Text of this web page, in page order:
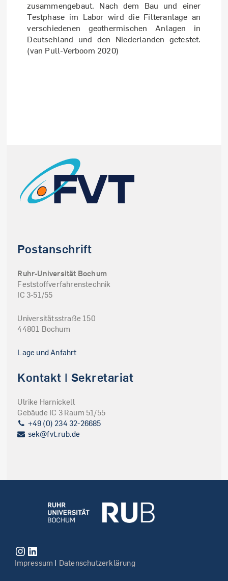
Postanschrift
Ruhr-Universität Bochum
Feststoffverfahrenstechnik
IC 3-51/55
Universitätsstraße 150
44801 Bochum
Lage und Anfahrt
Kontakt | Sekretariat
Ulrike Harnickell
Gebäude IC 3 Raum 51/55
+49 (0) 234 32-26685
sek@fvt.rub.de
zusammengebaut. Nach dem Bau und einer
Testphase im Labor wird die Filteranlage an
verschiedenen geothermischen Anlagen in
Deutschland und den Niederlanden getestet.
(van Pull-Verboom 2020)
Impressum | Datenschutzerklärung